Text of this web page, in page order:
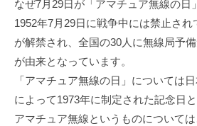
なぜ7月29日が「アマチュア無線の日
1952年7月29日に戦争中には禁止さ
が解禁され、全国の30人に無線局予
が由来となっています。
「アマチュア無線の日」については
によって1973年に制定された記念日と
アマチュア無線というものについて